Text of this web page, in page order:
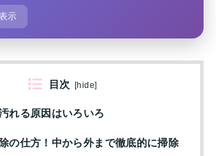
示
目次 [hide]
れる原因はいろいろ
の仕方！中から外まで徹底的に掃除